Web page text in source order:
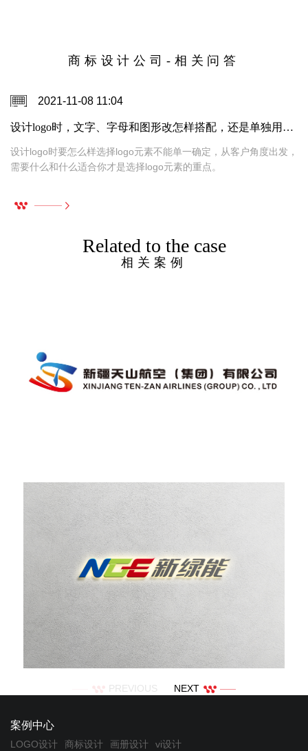
商标设计公司-相关问答
2021-11-08 11:04
设计logo时，文字、字母和图形改怎样搭配，还是单独用图形或者汉字设计好呢？
设计logo时要怎么样选择logo元素不能单一确定，从客户角度出发，
需要什么和什么适合你才是选择logo元素的重点。
Related to the case
相关案例
PREVIOUS NEXT
案例中心
LOGO设计 商标设计 画册设计 vi设计